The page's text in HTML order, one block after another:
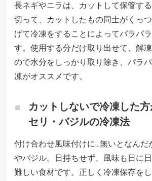
長ネギやニラは、カットして保管す
切って、カットしたもの同士がくっ
げて冷凍をすることによってパラパ
す。使用する分だけ取り出せて、解
ので水分をしっかり取り除き、パラ
凍がオススメです。
カットしないで冷凍した
セリ・バジルの冷凍法
付け合わせ風味付けに…無いとなんだ
やバジル。日持ちせず、風味も日に
難しい食材です。正しく冷凍保存を